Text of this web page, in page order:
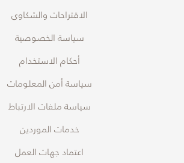
الاقتراحات والشكاوى
سياسة الخصوصية
أحكام الاستخدام
سياسة أمن المعلومات
سياسة ملفات الارتباط
خدمات الموردين
اعتماد جهات العمل